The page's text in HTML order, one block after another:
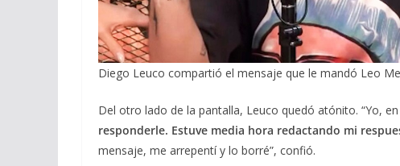
Diego Leuco compartió el mensaje que le mandó Leo
Del otro lado de la pantalla, Leuco quedó atónito. “Yo,
responderle. Estuve media hora redactando mi
mensaje, me arrepentí y lo borré”, confió.